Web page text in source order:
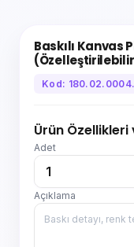
Baskılı Kanvas
Kod:
Ürün
Adet
Açıklama